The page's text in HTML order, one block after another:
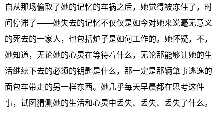
自从那场偷取了她的记忆的车祸之后，她觉得被冻住了，时
间停滞了——她失去的记忆不仅仅是如今对她来说毫无意义
的死去的一家人，也包括炉子是如何工作的。她怀疑，不，
她知道，无论她的心灵在等待着什么，无论那能够让她的生
活继续下去的必须的钥匙是什么，那一定是那辆肇事逃逸的
面包车带走的另一样东西。她几乎每天早晨都在思考这件
事，试图猜测她的生活和心灵中丢失、丢失、丢失了什么。